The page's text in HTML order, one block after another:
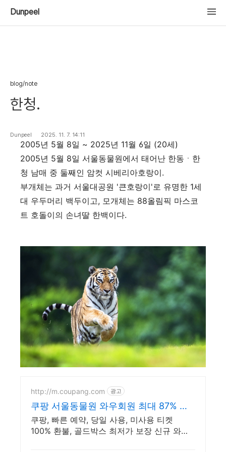
Dunpeel
blog/note
한청.
Dunpeel 2025. 11. 7. 14:11
2005년 5월 8일 ~ 2025년 11월 6일 (20세)
2005년 5월 8일 서울동물원에서 태어난 한동ㆍ한
청 남매 중 둘째인 암컷 시베리아호랑이.
부개체는 과거 서울대공원 '큰호랑이'로 유명한 1세
대 우두머리 백두이고, 모개체는 88올림픽 마스코
트 호돌이의 손녀딸 한백이다.
http://m.coupang.com 광고
쿠팡 서울동물원 와우회원 최대 87% 할
인
쿠팡, 빠른 예약, 당일 사용, 미사용 티켓
100% 환불, 골드박스 최저가 보장 신규 와우